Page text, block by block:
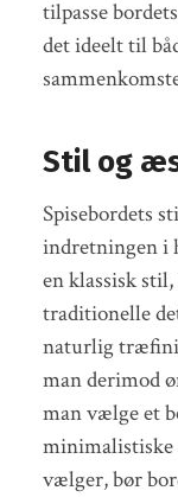
tilpasse
det ideelt til
Stil og
Spisebordets
indretningen i
en klassisk
traditionelle
naturlig
man derimod
man vælge et
minimalistiske
vælger, bør